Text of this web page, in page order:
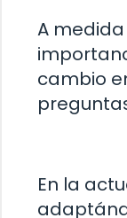
A
cambio
En la